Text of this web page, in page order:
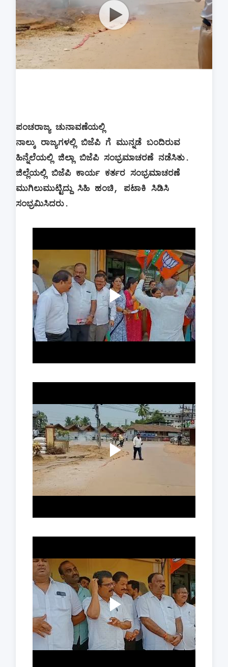
ಪಂಚರಾಜ್ಯ ಚುನಾವಣೆಯಲ್ಲಿ
ನಾಲ್ಕು ರಾಜ್ಯಗಳಲ್ಲಿ ಬಿಜೆಪಿ ಗೆ ಮುನ್ನಡೆ ಬಂದಿರುವ
ಹಿನ್ನೆಲೆಯಲ್ಲಿ ಜಿಲ್ಲಾ ಬಿಜೆಪಿ ಸಂಭ್ರಮಾಚರಣೆ ನಡೆಸಿತು.
ಜಿಲ್ಲೆಯಲ್ಲಿ ಬಿಜೆಪಿ ಕಾರ್ಯ ಕರ್ತರ ಸಂಭ್ರಮಾಚರಣೆ
ಮುಗಿಲುಮುಟ್ಟಿದ್ದು ಸಿಹಿ ಹಂಚಿ, ಪಟಾಕಿ ಸಿಡಿಸಿ
ಸಂಭ್ರಮಿಸಿದರು.